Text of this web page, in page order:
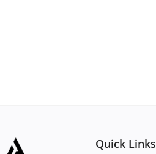
Quick Links